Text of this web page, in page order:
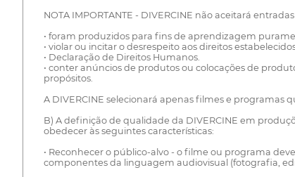
NOTA IMPORTANTE - DIVERCINE não aceitará
• foram produzidos para fins de aprendizagem
• violar ou incitar o desrespeito aos direitos
• Declaração de Direitos Humanos.
• conter anúncios de produtos ou colocações de
propósitos.
A DIVERCINE selecionará apenas filmes e programas
B) A definição de qualidade da DIVERCINE em
obedecer às seguintes características:
• Reconhecer o público-alvo - o filme ou programa
componentes da linguagem audiovisual (fotografia,